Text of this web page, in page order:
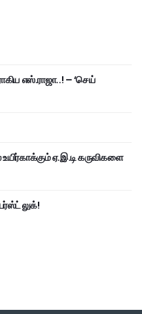
எஸ்.ராஜா..! – ‘செய்
ஏ.இ.டி கருவிகளை
லுக்!